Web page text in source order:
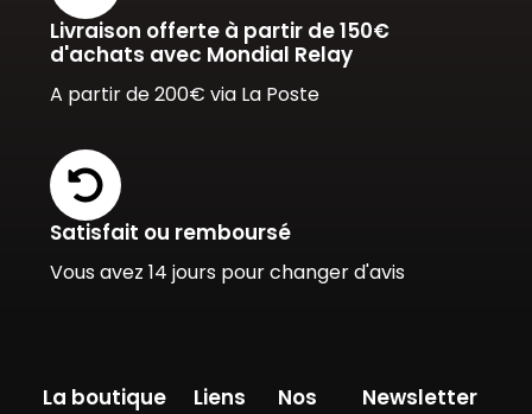
Livraison offerte à partir de 150€
d'achats avec Mondial Relay
A partir de 200€ via La Poste
Satisfait ou remboursé
Vous avez 14 jours pour changer d'avis
La boutique Liens
Nos
Newsletter